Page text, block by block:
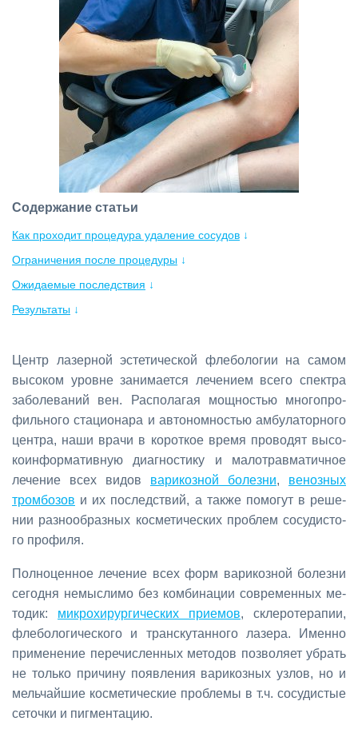
Содержание статьи
Как проходит процедура удаление сосудов ↓
Ограничения после процедуры ↓
Ожидаемые последствия ↓
Результаты ↓
Центр ла­зер­ной эс­те­ти­че­ской фле­бо­ло­гии на са­мом
вы­со­ком уровне за­ни­ма­ет­ся ле­че­ни­ем все­го спек­тра
за­бо­ле­ва­ний вен. Рас­по­ла­гая мощ­но­стью мно­го­про­
филь­но­го ста­ци­о­на­ра и ав­то­ном­но­стью ам­бу­ла­тор­но­го
цен­тра, на­ши вра­чи в ко­рот­кое вре­мя про­во­дят вы­со­
ко­ин­фор­ма­тив­ную ди­а­гно­сти­ку и ма­ло­трав­ма­тич­ное
ле­че­ние всех ви­дов ва­ри­коз­ной бо­лез­ни, ве­ноз­ных
тром­бо­зов и их по­след­ствий, а та­к­же по­мо­гут в ре­ше­
нии раз­но­об­раз­ных кос­ме­ти­че­ских про­блем со­су­ди­сто­
го про­фи­ля.
Пол­но­цен­ное ле­че­ние всех форм ва­ри­коз­ной бо­лез­ни
се­год­ня немыс­ли­мо без ком­би­на­ции со­вре­мен­ных ме­
то­дик: мик­ро­хи­рур­ги­че­ских при­е­мов, скле­ро­те­ра­пии,
фле­бо­ло­ги­че­ско­го и тран­с­ку­тан­но­го ла­зе­ра. Имен­но
при­ме­не­ние пе­ре­чис­лен­ных ме­то­дов поз­во­ля­ет убрать
не толь­ко при­чи­ну по­яв­ле­ния ва­ри­коз­ных уз­лов, но и
мель­чай­шие кос­ме­ти­че­ские про­бле­мы в т.ч. со­су­ди­стые
се­точ­ки и пиг­мен­та­цию.